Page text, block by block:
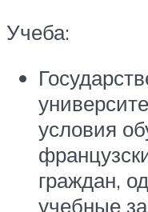
Учеба:
условия
граждан,
учебные